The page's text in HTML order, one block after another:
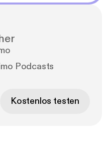
Podcasts
Kostenlos testen